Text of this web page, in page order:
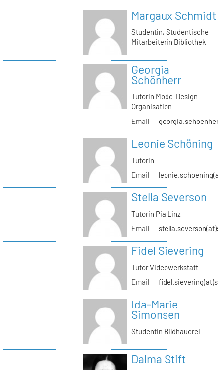
Margaux Schmidt
Studentin, Studentische
Mitarbeiterin Bibliothek
Georgia
Schönherr
Tutorin Mode-Design
Organisation
Email
Leonie Schöning
Tutorin
Email
Stella Severson
Tutorin Pia Linz
Email
Fidel Sievering
Tutor Videowerkstatt
Email
Ida-Marie
Simonsen
Studentin Bildhauerei
Dalma Stift